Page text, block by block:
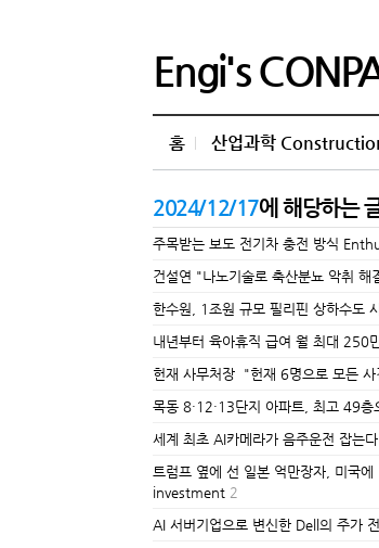
Engi's
홈 산업과학
2024/12/17에 해당하는
주목받는 보도 전기차 충전 방식
건설연 "나노기술로 축산분뇨 악취 해
한수원, 1조원 규모 필리핀 상하수도
내년부터 육아휴직 급여 월 최대 250
헌재 사무처장 "헌재 6명으로 모든 사
목동 8·12·13단지 아파트, 최고 49
세계 최초 AI카메라가 음주운전 잡
트럼프 옆에 선 일본 억만장자, 미국
investment 2
AI 서버기업으로 변신한 Dell의 주